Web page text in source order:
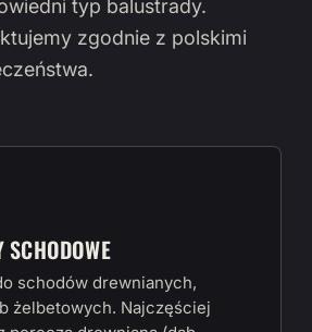
typ balustrady.
zgodnie z polskimi
schodów drewnianych,
żelbetowych. Najczęściej